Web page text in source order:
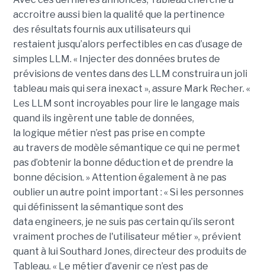
accroitre aussi bien la qualité que la pertinence
desrésultats fournis aux utilisateurs qui
restaient jusqu’alors perfectiblesen cas d’usage de
simples LLM. « Injecterdes données brutes de
prévisions de ventes dans des LLM construira un joli
tableau mais qui sera inexact », assure Mark Recher. «
Les LLM sont incroyables pour lire le langage mais
quand ils ingèrent une table de données,
la logique métier n’est pas prise en compte
au travers de modèle sémantique ce qui ne permet
pas d’obtenir la bonne déduction et de prendre la
bonne décision. »Attention également à ne pas
oublier un autre point important : « Si les personnes
qui définissent la sémantique sont des
data engineers, je ne suis pas certain qu’ils seront
vraiment proches de l'utilisateur métier », prévient
quant à lui Southard Jones, directeur des produits de
Tableau. « Le métier d’avenir ce n’est pas de